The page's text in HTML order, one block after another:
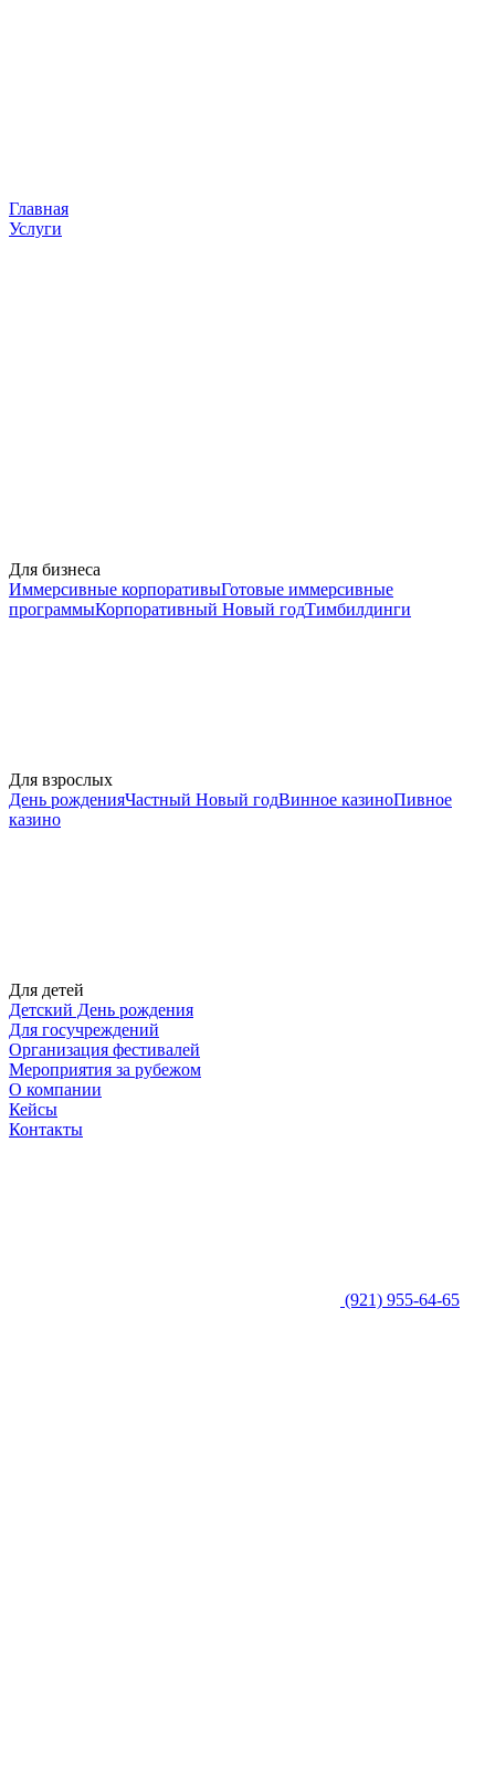
Главная
Услуги
Для бизнеса
Иммерсивные корпоративыГотовые иммерсивные
программыКорпоративный Новый годТимбилдинги
Для взрослых
День рожденияЧастный Новый годВинное казиноПивное
казино
Для детей
Детский День рождения
Для госучреждений
Организация фестивалей
Мероприятия за рубежом
О компании
Кейсы
Контакты
(921) 955-64-65